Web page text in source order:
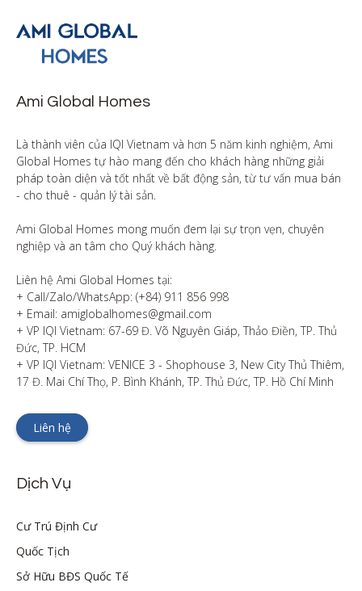
Ami Global Homes
Là thành viên của IQI Vietnam và hơn 5 năm kinh nghiệm, Ami
Global Homes tự hào mang đến cho khách hàng những giải
pháp toàn diện và tốt nhất về bất động sản, từ tư vấn mua bán
- cho thuê - quản lý tài sản.
Ami Global Homes mong muốn đem lại sự trọn vẹn, chuyên
nghiệp và an tâm cho Quý khách hàng.
Liên hệ Ami Global Homes tại:
+ Call/Zalo/WhatsApp: (+84) 911 856 998
+ Email: amiglobalhomes@gmail.com
+ VP IQI Vietnam: 67-69 Đ. Võ Nguyên Giáp, Thảo Điền, TP. Thủ
Đức, TP. HCM
+ VP IQI Vietnam: VENICE 3 - Shophouse 3, New City Thủ Thiêm,
17 Đ. Mai Chí Thọ, P. Bình Khánh, TP. Thủ Đức, TP. Hồ Chí Minh
Liên hệ
Dịch Vụ
Cư Trú Định Cư
Quốc Tịch
Sở Hữu BĐS Quốc Tế